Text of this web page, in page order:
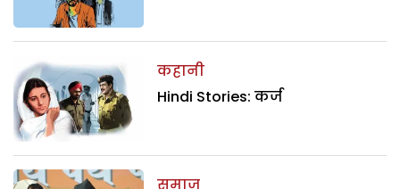
कहानी
Hindi Stories: कर्ज